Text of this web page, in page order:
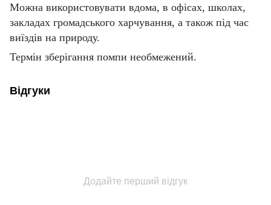
Можна використовувати вдома, в офісах, школах,
закладах громадського харчування, а також під час
виїздів на природу.
Термін зберігання помпи необмежений.
Відгуки
Додайте перший відгук